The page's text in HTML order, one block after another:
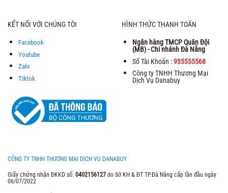
KẾT NỐI VỚI CHÚNG TÔI
Facebook
Youtube
Zalo
Tiktok
HÌNH THỨC THANH TOÁN
Ngân hàng TMCP Quân Đội
(MB) - Chi nhánh Đà Nẵng
Số Tài Khoản :935555568
Công ty TNHH Thương Mại
Dịch Vụ Danabuy
CÔNG TY TNHH THƯƠNG MẠI DỊCH VỤ DANABUY
Giấy chứng nhận ĐKKD số: 0402156127 do Sở KH & ĐT TP.Đà Nẵng cấp lần đầu ngày
06/07/2022